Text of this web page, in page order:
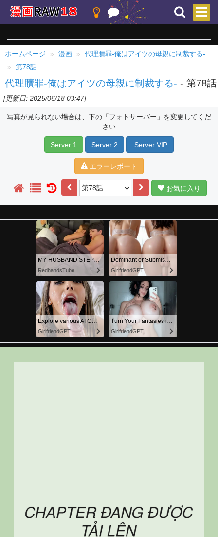
ホームページ 漫画
代理贖罪-俺はアイツの母親に制裁する-
第78話
代理贖罪-俺はアイツの母親に制裁する- - 第78話
[更新日: 2025/06/18 03:47]
写真が見られない場合は、下の「フォトサーバー」を変更してくだ
さい
Server 1 Server 2 Server VIP
エラーレポート
1 お気に入り